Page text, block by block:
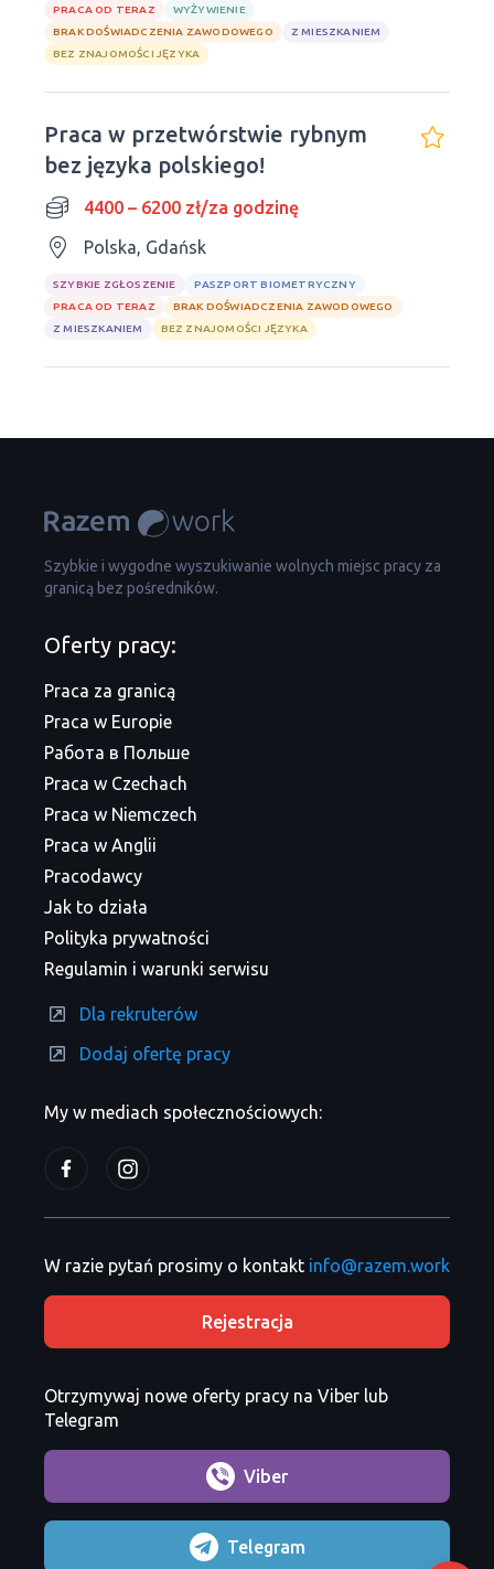
PRACA OD TERAZ
WYŻYWIENIE
BRAK DOŚWIADCZENIA ZAWODOWEGO
Z MIESZKANIEM
BEZ ZNAJOMOŚCI JĘZYKA
Praca w przetwórstwie rybnym
bez języka polskiego!
4400 – 6200 zł/za godzinę
Polska, Gdańsk
SZYBKIE ZGŁOSZENIE
PASZPORT BIOMETRYCZNY
PRACA OD TERAZ
BRAK DOŚWIADCZENIA ZAWODOWEGO
Z MIESZKANIEM
BEZ ZNAJOMOŚCI JĘZYKA
Szybkie i wygodne wyszukiwanie wolnych miejsc pracy za
granicą bez pośredników.
My w mediach społecznościowych:
Oferty pracy:
Praca za granicą
Praca w Europie
Работа в Польше
Praca w Czechach
Praca w Niemczech
Praca w Anglii
Pracodawcy
Jak to działa
Polityka prywatności
Regulamin i warunki serwisu
Dla rekruterów
Dodaj ofertę pracy
W razie pytań prosimy o kontakt info@razem.work
Rejestracja
Otrzymywaj nowe oferty pracy na Viber lub
Telegram
Viber
Telegram